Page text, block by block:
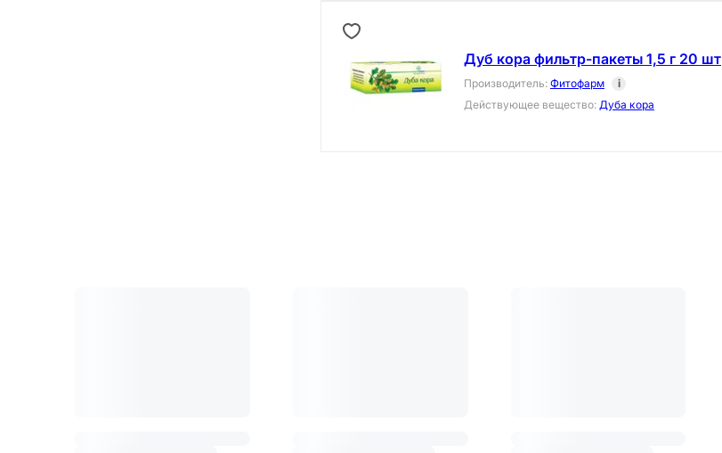
Дуб кора фильтр-пакеты 1,5 г 20 шт
Производитель: Фитофарм
i
Действующее вещество: Дуба кора